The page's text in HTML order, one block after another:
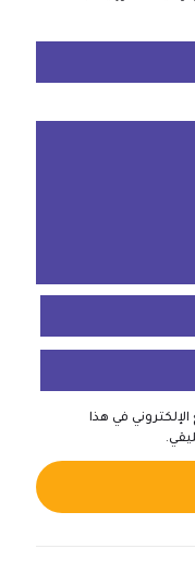
في هذا